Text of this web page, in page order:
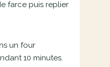
farce puis replier
un four
10 minutes.